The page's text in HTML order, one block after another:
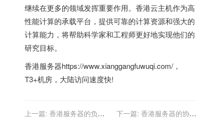
继续在更多的领域发挥重要作用。 香港云主机作为高
性能计算的承载平台，提供可靠的计算资源和强大的
计算能力，将帮助科学家和工程师更好地实现他们的
研究目标。
香港服务器https://www.xianggangfuwuqi.com/，
T3+机房，大陆访问速度快!
上一篇: 香港服务器的负载
下一篇: 香港服务器的协作